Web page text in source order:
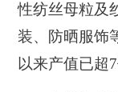
性纺丝母粒及
装、防晒服饰
以来产值已超7